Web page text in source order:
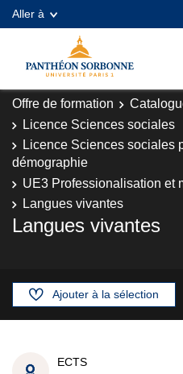
Aller à
Offre de formation
Licence Sciences sociales
Licence Sciences sociales
démographie
UE3 Professionalisation et
Langues vivantes
Langues vivantes
Ajouter à la sélection
ECTS